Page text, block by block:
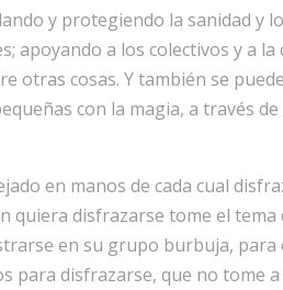
y protegiendo la sanidad y
apoyando a los colectivos y a
otras cosas. Y también se
con la magia, a través
en manos de cada cual
quiera disfrazarse tome el
en su grupo burbuja, para
para disfrazarse, que no tome